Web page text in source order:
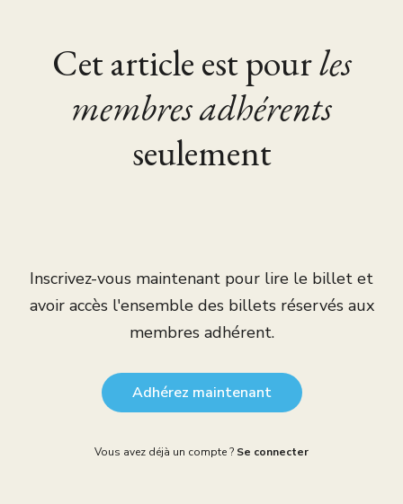
Cet article est pourles
membres adhérents
seulement
Inscrivez-vous maintenant pour lire le billet et
avoir accès l'ensemble des billets réservés aux
membres adhérent.
Adhérez maintenant
Vous avez déjà un compte ? Se connecter